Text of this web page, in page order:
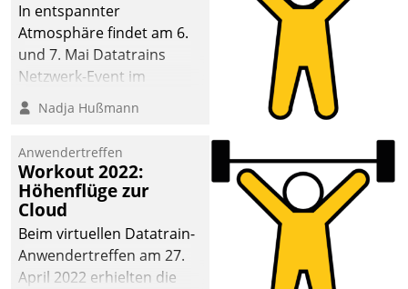
In entspannter
Atmosphäre findet am 6.
und 7. Mai Datatrains
Netzwerk-Event im
Kunden- und Partnerkreis
statt. Zentrale Frage: Wie
Mammutprojekte
meistern und Workloads
wuppen – bei zunehmend
anspruchsvollen
Aufgaben und
abnehmendem
Nadja Hußmann
Anwendertreffen
Workout 2022:
Höhenflüge zur
Cloud
Beim virtuellen Datatrain-
Anwendertreffen am 27.
April 2022 erhielten die